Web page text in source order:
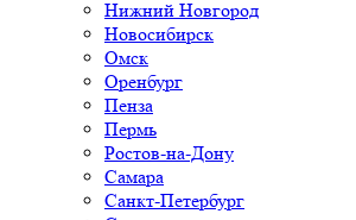
Нижний Новгород
Новосибирск
Омск
Оренбург
Пенза
Пермь
Ростов-на-Дону
Самара
Санкт-Петербург